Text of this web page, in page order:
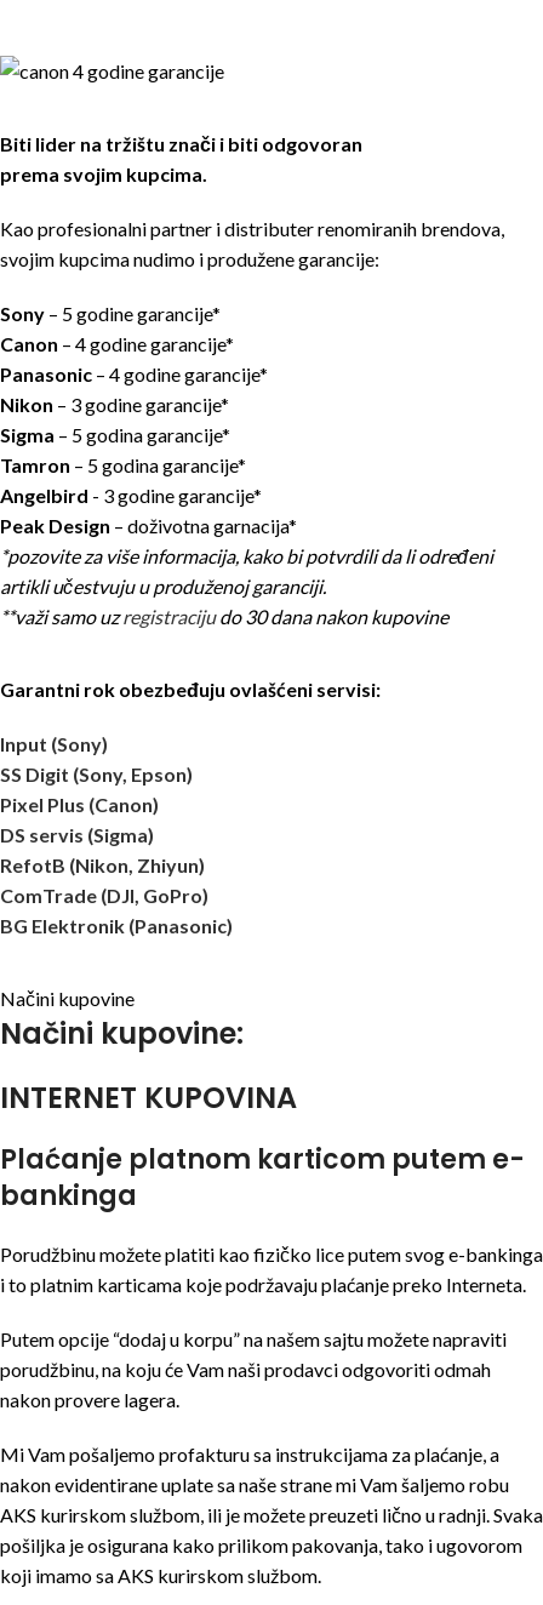
Biti lider na tržištu znači i biti odgovoran
prema svojim kupcima.
Kao profesionalni partner i distributer renomiranih brendova,
svojim kupcima nudimo i produžene garancije:
Sony – 5 godine garancije*
Canon – 4 godine garancije*
Panasonic – 4 godine garancije*
Nikon – 3 godine garancije*
Sigma – 5 godina garancije*
Tamron – 5 godina garancije*
Angelbird - 3 godine garancije*
Peak Design – doživotna garnacija*
*pozovite za više informacija, kako bi potvrdili da li određeni
artikli učestvuju u produženoj garanciji.
**važi samo uzregistracijudo 30 dana nakon kupovine
Garantni rok obezbeđuju ovlašćeni servisi:
Input (Sony)
SS Digit (Sony, Epson)
Pixel Plus (Canon)
DS servis (Sigma)
RefotB (Nikon, Zhiyun)
ComTrade (DJI, GoPro)
BG Elektronik (Panasonic)
Načini kupovine
Načini kupovine:
INTERNET KUPOVINA
Plaćanje platnom karticom putem e-
bankinga
Porudžbinu možete platiti kao fizičko lice putem svog e-bankinga
i to platnim karticama koje podržavaju plaćanje preko Interneta.
Putem opcije “dodaj u korpu” na našem sajtu možete napraviti
porudžbinu, na koju će Vam naši prodavci odgovoriti odmah
nakon provere lagera.
Mi Vam pošaljemo profakturu sa instrukcijama za plaćanje, a
nakon evidentirane uplate sa naše strane mi Vam šaljemo robu
AKS kurirskom službom, ili je možete preuzeti lično u radnji. Svaka
pošiljka je osigurana kako prilikom pakovanja, tako i ugovorom
koji imamo sa AKS kurirskom službom.